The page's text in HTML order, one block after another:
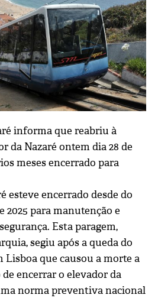
informa que reabriu à
da Nazaré ontem dia 28 de
meses encerrado para
esteve encerrado desde do
2025 para manutenção e
Esta paragem,
segiu após a queda do
Lisboa que causou a morte a
de encerrar o elevador da
norma preventiva nacional